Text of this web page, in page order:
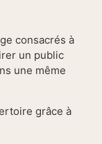
consacrés à
un public
une même
grâce à